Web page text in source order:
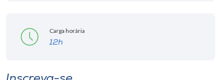
A-
Carga horária
12h